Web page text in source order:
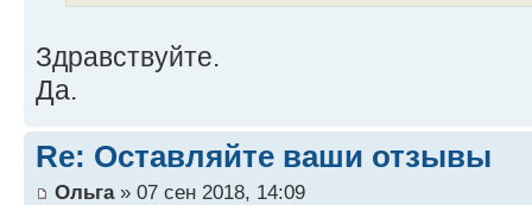
Здравствуйте.
Да.
Re: Оставляйте ваши отзывы
Ольга» 07 сен 2018, 14:09